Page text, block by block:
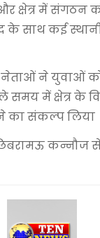
और क्षेत्र में
के साथ कई
ने युवाओं
समय में क्षेत्र के
का संकल्प लिया
कन्नौज से